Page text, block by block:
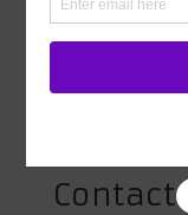
Adres
Heidestraat 98
Contact